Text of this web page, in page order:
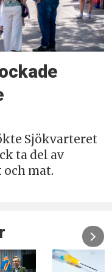
Sjökvarteret
ta del av
mat.